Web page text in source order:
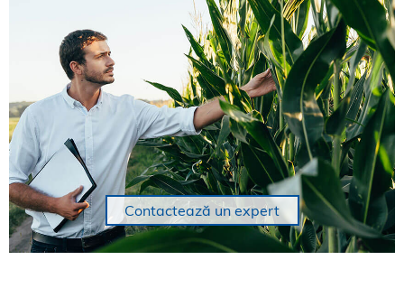
Contactează un expert